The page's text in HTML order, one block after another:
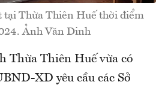
tại Thừa Thiên Huế thời điểm
Ảnh Văn Dinh
Thừa Thiên Huế vừa có
XD yêu cầu các Sở